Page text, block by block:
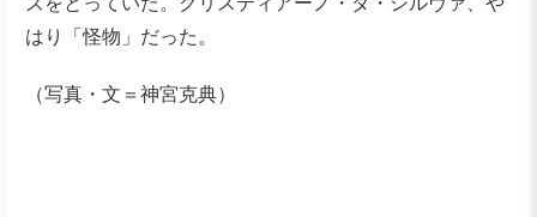
はり「怪物」だった。
（写真・文＝神宮克典）